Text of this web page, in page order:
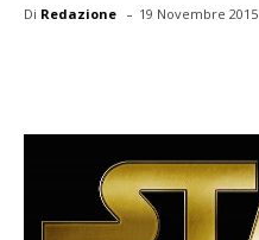
Di Redazione - 19 Novembre 2015